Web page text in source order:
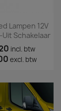
Lampen 12V
Uit Schakelaar
incl. btw
excl. btw